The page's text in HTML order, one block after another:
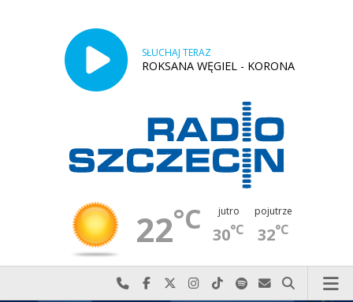
SŁUCHAJ TERAZ
ROKSANA WĘGIEL - KORONA
22°C jutro
30°C
pojutrze
32°C
Najlepiej po prostu do nas zadzwoń
Odwiedź nas na Facebook-u
Odwiedź nas na X
Odwiedź nas na Instagram-ie
Odwiedź nas na TikTok-u
Szukaj nas na Spotify
Wyślij do nas
Szukaj